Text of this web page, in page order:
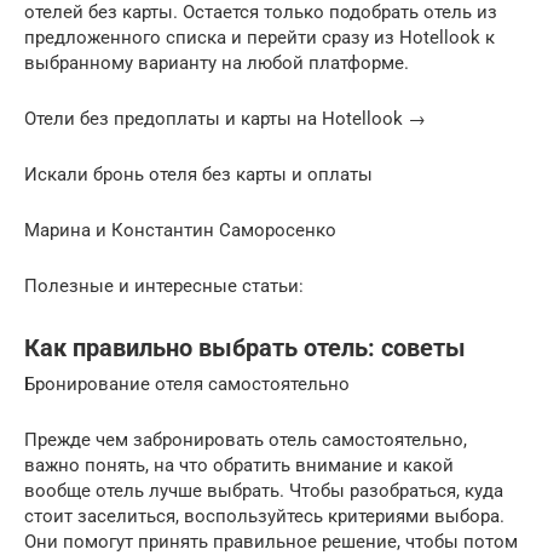
отелей без карты. Остается только подобрать отель из
предложенного списка и перейти сразу из Hotellook к
выбранному варианту на любой платформе.
Отели без предоплаты и карты на Hotellook →
Искали бронь отеля без карты и оплаты
Марина и Константин Саморосенко
Полезные и интересные статьи:
Как правильно выбрать отель: советы
Бронирование отеля самостоятельно
Прежде чем забронировать отель самостоятельно,
важно понять, на что обратить внимание и какой
вообще отель лучше выбрать. Чтобы разобраться, куда
стоит заселиться, воспользуйтесь критериями выбора.
Они помогут принять правильное решение, чтобы потом